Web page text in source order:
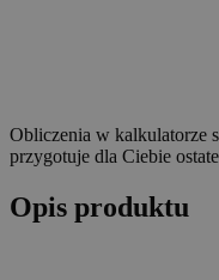
Obliczenia w kalkulatorze
przygotuje dla Ciebie
Opis produktu